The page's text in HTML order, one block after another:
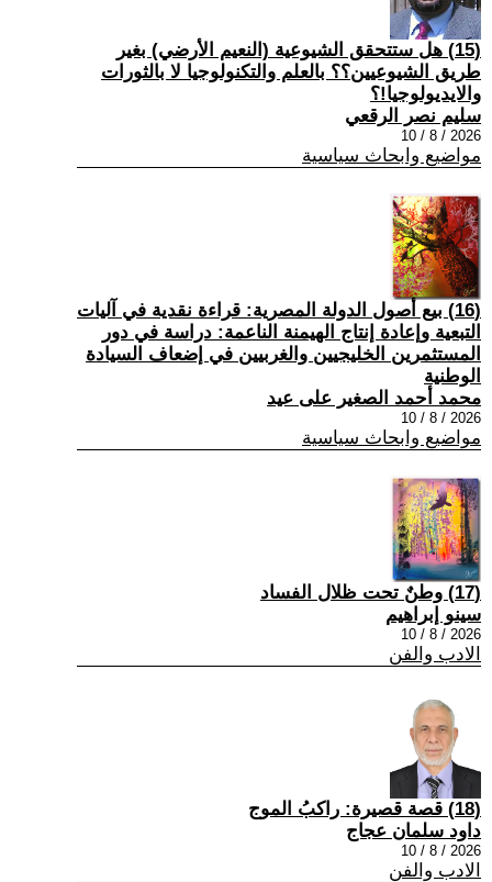
(15) هل ستتحقق الشيوعية (النعيم الأرضي) بغير
طريق الشيوعيين؟؟ بالعلم والتكنولوجيا لا بالثورات
والايديولوجيا!؟
سليم نصر الرقعي
2026 / 8 / 10
مواضيع وابحاث سياسية
(16) بيع أصول الدولة المصرية: قراءة نقدية في آليات
التبعية وإعادة إنتاج الهيمنة الناعمة: دراسة في دور
المستثمرين الخليجيين والغربيين في إضعاف السيادة
الوطنية
محمد أحمد الصغير على عيد
2026 / 8 / 10
مواضيع وابحاث سياسية
(17) وطنٌ تحت ظلال الفساد
سينو إبراهيم
2026 / 8 / 10
الادب والفن
(18) قصة قصيرة: راكبُ الموج
داود سلمان عجاج
2026 / 8 / 10
الادب والفن